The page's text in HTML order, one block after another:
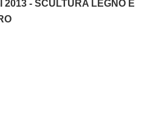
2013 - SCULTURA LEGNO E